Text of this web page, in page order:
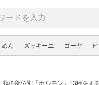
めん ズッキーニ ゴーヤ
の部位別「ホルモン」13種をま